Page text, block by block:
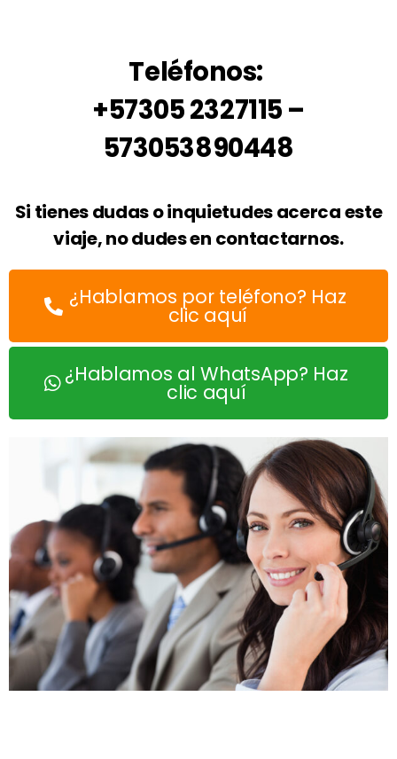
Teléfonos:
+57305 2327115 –
573053890448
Si tienes dudas o inquietudes acerca este
viaje, no dudes en contactarnos.
¿Hablamos por teléfono? Haz
clic aquí
¿Hablamos al WhatsApp? Haz
clic aquí